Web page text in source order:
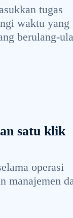
tugas
waktu yang
berulang-
satu klik
operasi
manajemen